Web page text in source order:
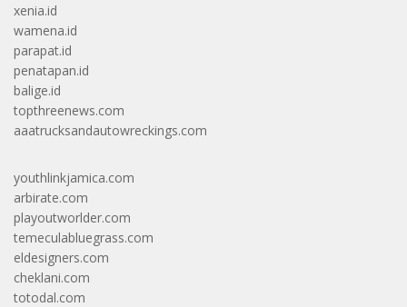
xenia.id
wamena.id
parapat.id
penatapan.id
balige.id
topthreenews.com
aaatrucksandautowreckings.com
youthlinkjamica.com
arbirate.com
playoutworlder.com
temeculabluegrass.com
eldesigners.com
cheklani.com
totodal.com